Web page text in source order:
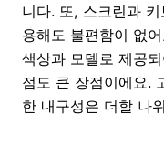
니다. 또, 스크린과
용해도 불편함이 없
색상과 모델로 제공
점도 큰 장점이에요.
한 내구성은 더할 나